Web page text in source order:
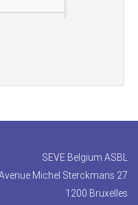
SEVE Belgium ASBL
Michel Sterckmans 27
1200 Bruxelles